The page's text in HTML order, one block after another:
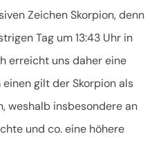
Zeichen Skorpion, denn
Tag um 13:43 Uhr in
erreicht uns daher eine
einengilt der Skorpion als
weshalb insbesondere an
und co. eine höhere